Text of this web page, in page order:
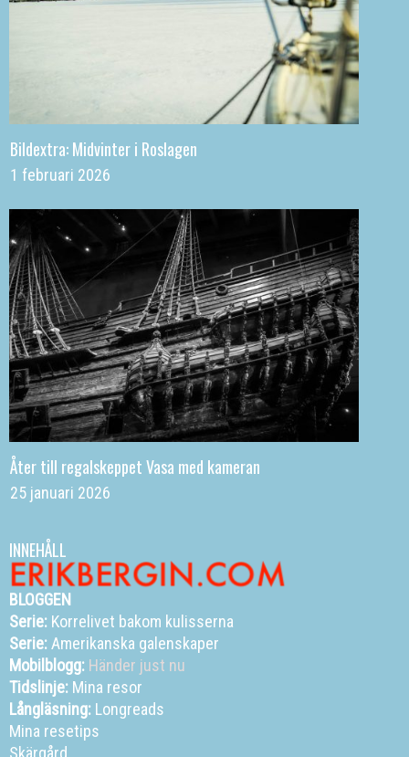
Bildextra: Midvinter i Roslagen
1 februari 2026
Åter till regalskeppet Vasa med kameran
25 januari 2026
INNEHÅLL
BLOGGEN
Serie: Korrelivet bakom kulisserna
Serie:Amerikanska galenskaper
Mobilblogg: Händer just nu
Tidslinje: Mina resor
Långläsning: Longreads
Mina resetips